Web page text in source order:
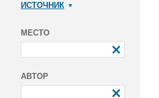
ИСТОЧНИК
МЕСТО
АВТОР